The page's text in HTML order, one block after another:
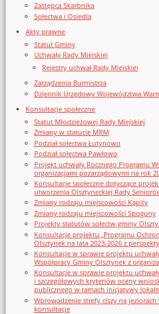
Zastępca Skarbnika
Sołectwa i Osiedla
Akty prawne
Statut Gminy
Uchwały Rady Miejskiej
Rejestry uchwał Rady Miejskiej
Zarządzenia Burmistrza
Dziennik Urzędowy Województwa
Konsultacje społeczne
Statut Młodzieżowej Rady Miejskiej
Zmiany w statucie MRM
Podział sołectwa Łutynowo
Podział sołectwa Pawłowo
Projekt uchwały Rocznego Programu
organizacjami pozarządowymi na rok
Konsultacje społeczne dotyczące
utworzenia Olsztyneckiej Rady
Zmiany rodzaju miejscowości Kąpity
Zmiany rodzaju miejscowości Spoguny
Projekty statutów sołectw gminy
Konsultacje projektu „Programu
Olsztynek na lata 2023-2026 z
Konsultacje w sprawie projektu
Współpracy Gminy Olsztynek z
Konsultacje w sprawie projektu
i szczegółowych kryteriów oceny
publicznego w ramach inicjatywy
Wprowadzenie strefy ciszy na
konsultacje